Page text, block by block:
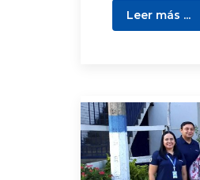
Leer más ...